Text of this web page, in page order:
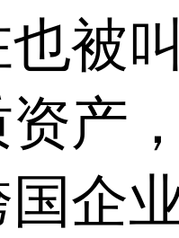
也被
资产
企